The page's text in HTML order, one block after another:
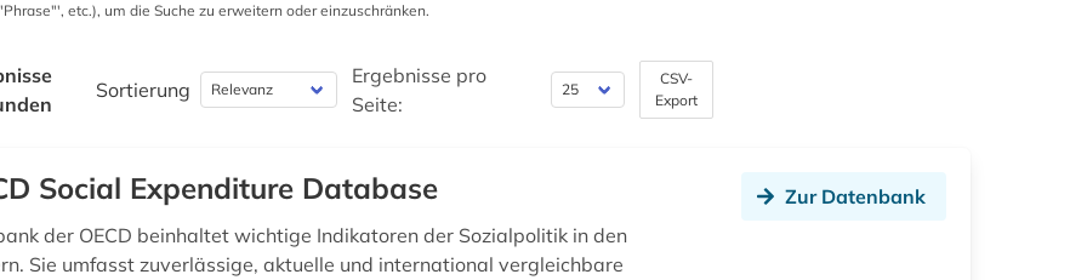
etc.), um die Suche zu erweitern oder einzuschränken.
Sortierung
Ergebnisse pro
Seite:
CSV-
Export
Social Expenditure Database
der OECD beinhaltet wichtige Indikatoren der Sozialpolitik in den
Sie umfasst zuverlässige, aktuelle und international vergleichbare
Zur Datenbank